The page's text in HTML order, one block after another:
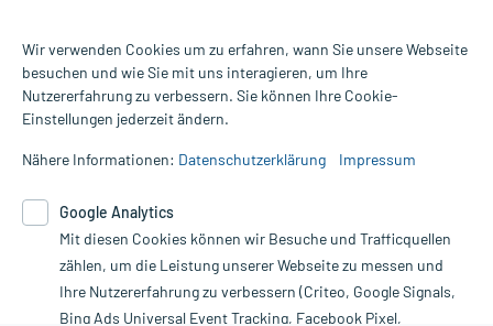
Alle Preise gelten inkl. MwSt., ggf. zzgl. Versandkosten
Informationen auf dieser Website werden ausschließlich für
die Untersuchung und Behandlung durch einen Arzt. Bitte
Therapien eingeleitet werden können. | Diese Webseite benutzt
Google Analytics. Lesen Sie bitte dazu die wichtigen Hinweise in
unserer Datenschutzerklärung. Für den Widerruf einer Bestellung
nutzen Sie das Formular:
Wir verwenden Cookies um zu erfahren, wann Sie unsere Webseite
besuchen und wie Sie mit uns interagieren, um Ihre
Nutzererfahrung zu verbessern. Sie können Ihre Cookie-
Einstellungen jederzeit ändern.
Nähere Informationen: Datenschutzerklärung Impressum
Google Analytics
Mit diesen Cookies können wir Besuche und Trafficquellen
zählen, um die Leistung unserer Webseite zu messen und
Ihre Nutzererfahrung zu verbessern (Criteo, Google Signals,
Bing Ads Universal Event Tracking, Facebook Pixel,